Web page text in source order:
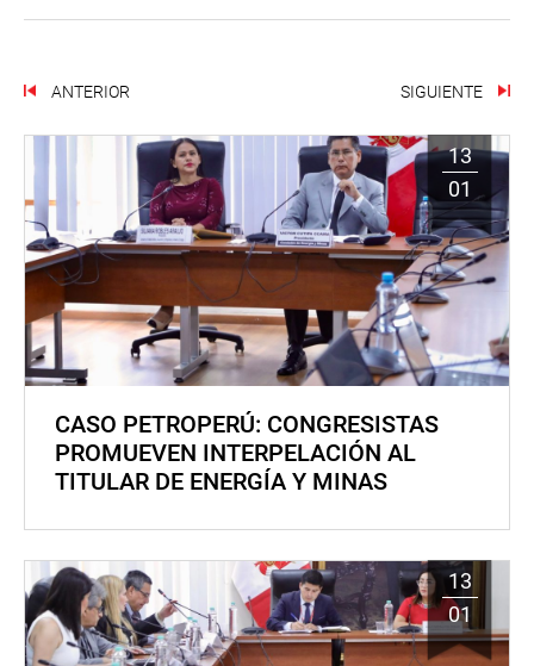
ANTERIOR SIGUIENTE
13
01
CASO PETROPERÚ: CONGRESISTAS
PROMUEVEN INTERPELACIÓN AL
TITULAR DE ENERGÍA Y MINAS
13
01